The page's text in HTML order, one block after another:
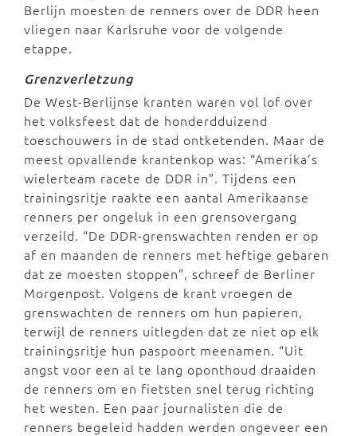
Berlijn moesten de renners over de DDR heen
vliegen naar Karlsruhe voor de volgende
etappe.
Grenzverletzung
De West-Berlijnse kranten waren vol lof over
het volksfeest dat de honderdduizend
toeschouwers in de stad ontketenden. Maar de
meest opvallende krantenkop was: “Amerika’s
wielerteam racete de DDR in”. Tijdens een
trainingsritje raakte een aantal Amerikaanse
renners per ongeluk in een grensovergang
verzeild. “De DDR-grenswachten renden er op
af en maanden de renners met heftige gebaren
dat ze moesten stoppen”, schreef de Berliner
Morgenpost. Volgens de krant vroegen de
grenswachten de renners om hun papieren,
terwijl de renners uitlegden dat ze niet op elk
trainingsritje hun paspoort meenamen. “Uit
angst voor een al te lang oponthoud draaiden
de renners om en fietsten snel terug richting
het westen. Een paar journalisten die de
renners begeleid hadden werden ongeveer een